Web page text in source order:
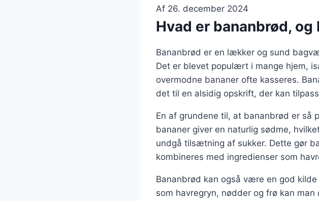
Af 26. december 2024
Hvad er bananbrød,
Bananbrød er en lækker og sund
Det er blevet populært i mange hjem,
overmodne bananer ofte kasseres.
det til en alsidig opskrift, der kan
En af grundene til, at bananbrød er så
bananer giver en naturlig sødme,
undgå tilsætning af sukker. Dette gør
kombineres med ingredienser som
Bananbrød kan også være en god
som havregryn, nødder og frø kan